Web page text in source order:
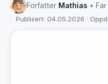
Forfatter Mathias •
Publisert: 04.05.2026 ·